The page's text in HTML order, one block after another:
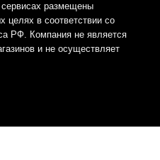
размещены
целях в соответствии со
РФ. Компания не является
и не осуществляет